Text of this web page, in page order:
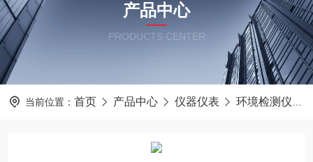
产品中心
PRODUCTS CENTER
当前位置： 首页 产品中心 仪器仪表 环境检测仪器